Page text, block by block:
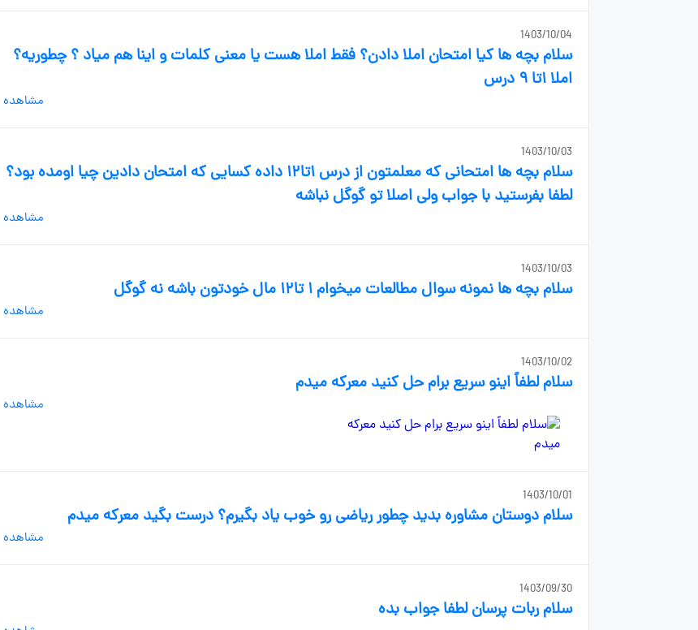
1403/10/04
سلام بچه ها کیا امتحان املا دادن؟ فقط املا هست یا معنی کلمات و اینا هم میاد ؟ چطوریه؟
املا ۱تا ۹ درس
مشاهده
1403/10/03
سلام بچه ها امتحانی که معلمتون از درس ۱تا۱۲ داده کسایی که امتحان دادین چیا اومده بود؟
لطفا بفرستید با جواب ولی اصلا تو گوگل نباشه
مشاهده
1403/10/03
سلام بچه ها نمونه سوال مطالعات میخوام ۱ تا۱۲ مال خودتون باشه نه گوگل
مشاهده
1403/10/02
سلام لطفاً اینو سریع برام حل کنید معرکه میدم
مشاهده
1403/10/01
سلام دوستان مشاوره بدید چطور ریاضی رو خوب یاد بگیرم؟ درست بگید معرکه میدم
مشاهده
1403/09/30
سلام ربات پرسان لطفا جواب بده